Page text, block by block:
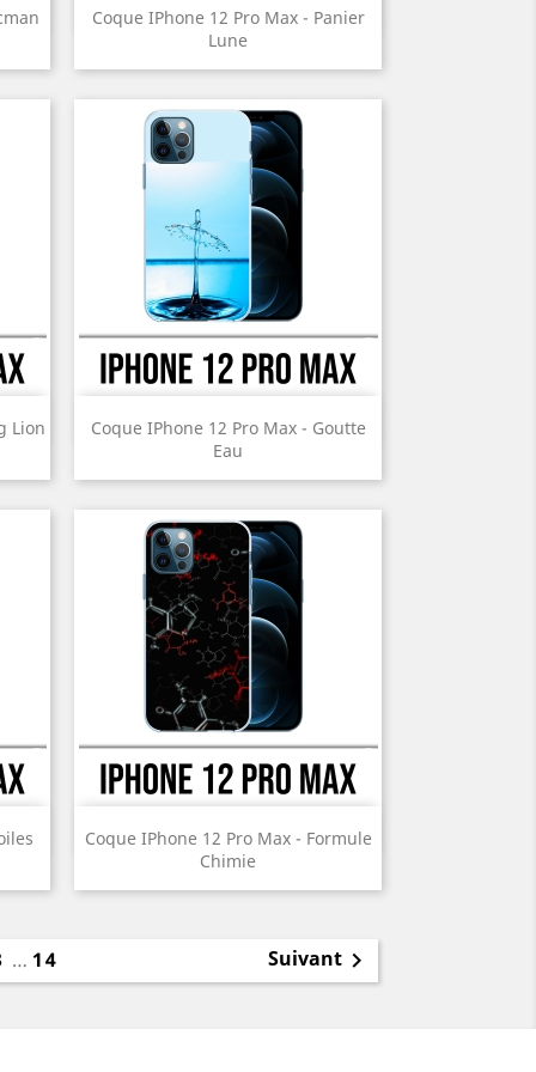
Coque IPhone 12 Pro Max - Panier
Lune
Prix
Aperçu rapide
Lion
Coque IPhone 12 Pro Max - Goutte
Eau
Prix
Aperçu rapide
Coque IPhone 12 Pro Max - Formule
Chimie
Prix
Aperçu rapide
… 14 Suivant